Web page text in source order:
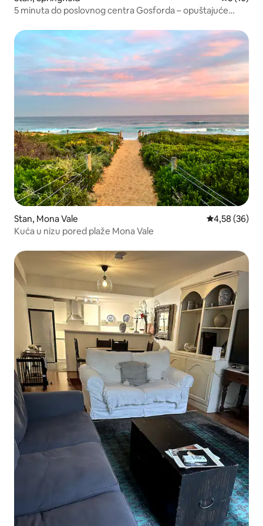
5 minuta do poslovnog centra Gosforda – opuštajuće
Stan, Mona Vale Prosečna
4,58 (36)
Kuća u nizu pored plaže Mona Vale